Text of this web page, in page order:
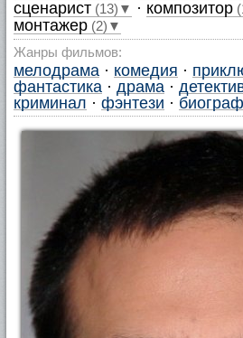
сценарист (13)▼ · композитор
монтажер (2)▼
Жанры фильмов:
мелодрама · комедия ·
фантастика · драма ·
криминал · фэнтези ·